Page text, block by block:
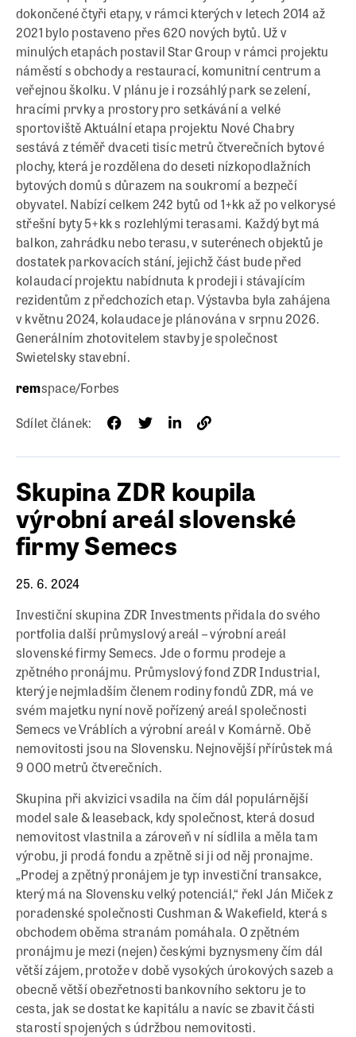
dokončené čtyři etapy, v rámci kterých v letech 2014 až
2021 bylo postaveno přes 620 nových bytů. Už v
minulých etapách postavil Star Group v rámci projektu
náměstí s obchody a restaurací, komunitní centrum a
veřejnou školku. V plánu je i rozsáhlý park se zelení,
hracími prvky a prostory pro setkávání a velké
sportoviště Aktuální etapa projektu Nové Chabry
sestává z téměř dvaceti tisíc metrů čtverečních bytové
plochy, která je rozdělena do deseti nízkopodlažních
bytových domů s důrazem na soukromí a bezpečí
obyvatel. Nabízí celkem 242 bytů od 1+kk až po velkorysé
střešní byty 5+kk s rozlehlými terasami. Každý byt má
balkon, zahrádku nebo terasu, v suterénech objektů je
dostatek parkovacích stání, jejichž část bude před
kolaudací projektu nabídnuta k prodeji i stávajícím
rezidentům z předchozích etap. Výstavba byla zahájena
v květnu 2024, kolaudace je plánována v srpnu 2026.
Generálním zhotovitelem stavby je společnost
Swietelsky stavební.
remspace/Forbes
Sdílet článek:
Skupina ZDR koupila
výrobní areál slovenské
firmy Semecs
25. 6. 2024
Investiční skupina ZDR Investments přidala do svého
portfolia další průmyslový areál – výrobní areál
slovenské firmy Semecs. Jde o formu prodeje a
zpětného pronájmu. Průmyslový fond ZDR Industrial,
který je nejmladším členem rodiny fondů ZDR, má ve
svém majetku nyní nově pořízený areál společnosti
Semecs ve Vráblích a výrobní areál v Komárně. Obě
nemovitosti jsou na Slovensku. Nejnovější přírůstek má
9 000 metrů čtverečních.
Skupina při akvizici vsadila na čím dál populárnější
model sale & leaseback, kdy společnost, která dosud
nemovitost vlastnila a zároveň v ní sídlila a měla tam
výrobu, ji prodá fondu a zpětně si ji od něj pronajme.
„Prodej a zpětný pronájem je typ investiční transakce,
který má na Slovensku velký potenciál,“ řekl Ján Miček z
poradenské společnosti Cushman & Wakefield, která s
obchodem oběma stranám pomáhala. O zpětném
pronájmu je mezi (nejen) českými byznysmeny čím dál
větší zájem, protože v době vysokých úrokových sazeb a
obecně větší obezřetnosti bankovního sektoru je to
cesta, jak se dostat ke kapitálu a navíc se zbavit části
starostí spojených s údržbou nemovitosti.